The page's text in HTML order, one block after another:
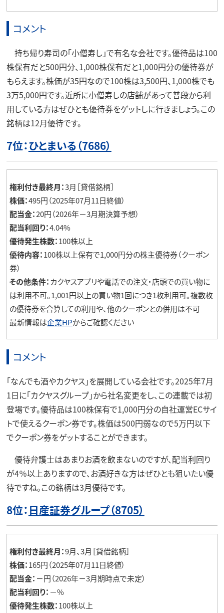
コメント
持ち帰り寿司の「小僧寿し」で有名な会社です。優待品は100
株保有だと500円分、1,000株保有だと1,000円分の優待券が
もらえます。株価が35円なので100株は3,500円、1,000株でも
3万5,000円です。近所に小僧寿しの店舗があって普段から利
用している方はぜひとも優待券をゲットしに行きましょう。この
銘柄は12月優待です。
7位：ひとまいる（7686）
権利付き最終月：3月［貸借銘柄］
株価：495円（2025年07月11日終値）
配当金：20円（2026年－3月期決算予想）
配当利回り：4.04%
優待発生株数：100株以上
優待内容：100株以上保有で1,000円分の株主優待券（クーポン
券）
その他条件： カクヤスアプリや電話での注文・店頭での買い物に
は利用不可。1,001円以上の買い物1回につき1枚利用可。複数枚
の優待券を合算しての利用や、他のクーポンとの併用は不可
最新情報は企業HPからご確認ください
コメント
「なんでも酒やカクヤス」を展開している会社です。2025年7月
1日に「カクヤスグループ」から社名変更をし、この連載では初
登場です。優待品は100株保有で1,000円分の自社運営ECサイ
トで使えるクーポン券です。株価は500円弱なので5万円以下
でクーポン券をゲットすることができます。
優待弁護士はあまりお酒を飲まないのですが、配当利回り
が4％以上ありますので、お酒好きな方はぜひとも狙いたい優
待ですね。この銘柄は3月優待です。
8位： 日産証券グループ（8705）
権利付き最終月：9月、3月［貸借銘柄］
株価：165円（2025年07月11日終値）
配当金： －円（2026年－3月期時点で未定）
配当利回り： －%
優待発生株数：100株以上